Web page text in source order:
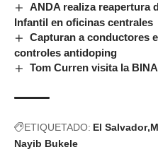
ANDA realiza reapertura
Infantil en oficinas centrales
Capturan a conductores
controles antidoping
Tom Curren visita la
ETIQUETADO: El Salvador
Nayib Bukele